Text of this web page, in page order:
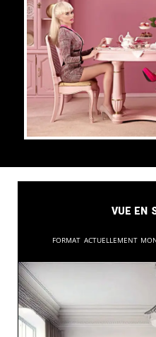
Vue
Format actuellement